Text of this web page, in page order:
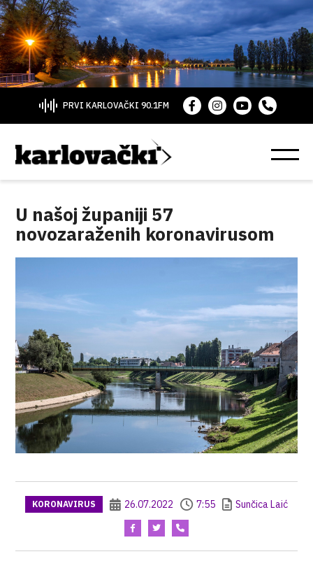
PRVI KARLOVAČKI 90.1FM
U našoj županiji 57
novozaraženih koronavirusom
KORONAVIRUS 26.07.2022 7:55 Sunčica Laić